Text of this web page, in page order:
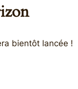
bientôt lancée !